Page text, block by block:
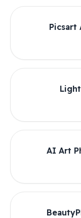
Picsart
AI Art